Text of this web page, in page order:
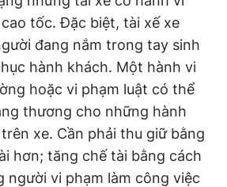
tốc. Đặc biệt, tài xế xe
đang nắm trong tay sinh
hành khách. Một hành vi
hoặc vi phạm luật có thể
thương cho những hành
xe. Cần phải thu giữ bằng
hơn; tăng chế tài bằng cách
người vi phạm làm công việc